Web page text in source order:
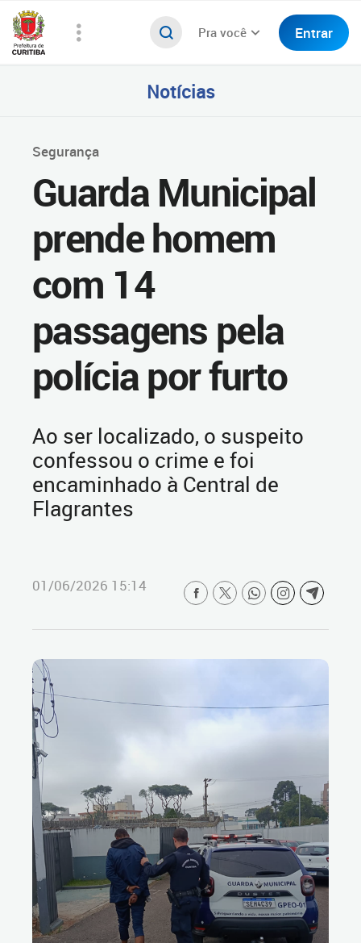
Pra você Entrar
Notícias
Segurança
Guarda Municipal
prende homem
com 14
passagens pela
polícia por furto
Ao ser localizado, o suspeito
confessou o crime e foi
encaminhado à Central de
Flagrantes
01/06/2026 15:14